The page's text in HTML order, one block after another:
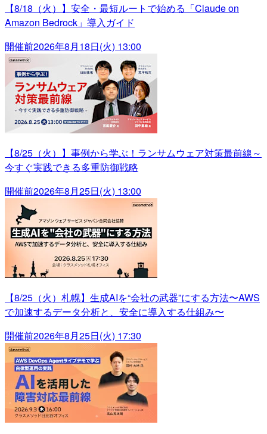
【8/18（火）】安全・最短ルートで始める「Claude on
Amazon Bedrock」導入ガイド
開催前2026年8月18日(火) 13:00
【8/25（火）】事例から学ぶ！ランサムウェア対策最前線～
今すぐ実践できる多重防御戦略
開催前2026年8月25日(火) 13:00
【8/25（火）札幌】生成AIを“会社の武器”にする方法〜AWS
で加速するデータ分析と、安全に導入する仕組み〜
開催前2026年8月25日(火) 17:30